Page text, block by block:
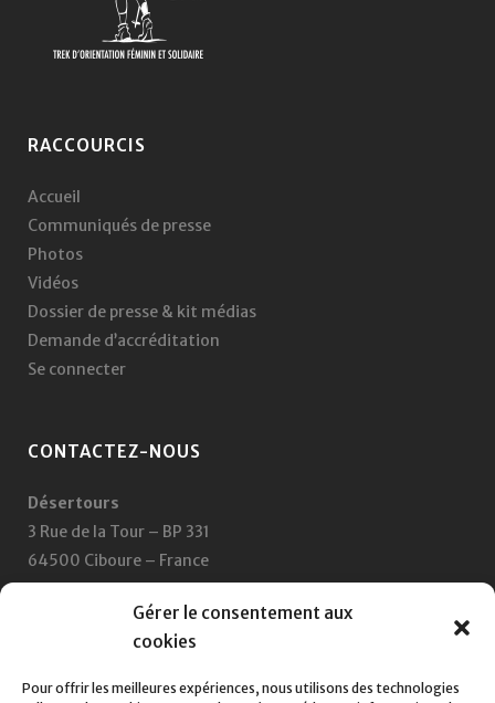
Gérer le consentement aux
cookies
Pour offrir les meilleures expériences, nous utilisons des technologies
RACCOURCIS
Accueil
Communiqués de presse
Photos
Vidéos
Dossier de presse & kit médias
Demande d’accréditation
Se connecter
CONTACTEZ-NOUS
Désertours
3 Rue de la Tour – BP 331
64500 Ciboure – France
+33 5 59 47 47 47